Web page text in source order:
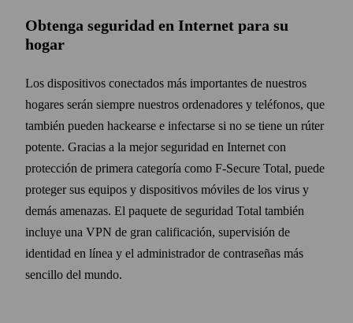
Obtenga seguridad en Internet para su
hogar
Los dispositivos conectados más importantes de nuestros
hogares serán siempre nuestros ordenadores y teléfonos, que
también pueden hackearse e infectarse si no se tiene un rúter
potente. Gracias a la mejor seguridad en Internet con
protección de primera categoría como F‑Secure Total, puede
proteger sus equipos y dispositivos móviles de los virus y
demás amenazas. El paquete de seguridad Total también
incluye una VPN de gran calificación, supervisión de
identidad en línea y el administrador de contra­señas más
sencillo del mundo.